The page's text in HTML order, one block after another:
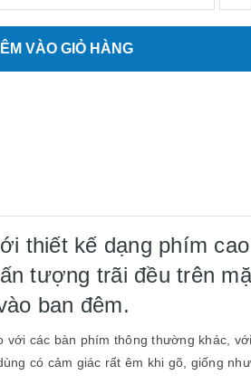
VÀO GIỎ HÀNG
thiết kế dạng phím
tượng trãi đều trên
ban đêm.
các bàn phím thông thường khác,
có cảm giác rất êm khi gõ, giống